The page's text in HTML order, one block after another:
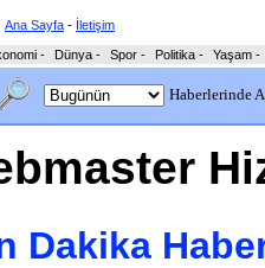
Ana Sayfa - İletişim
- Dünya - Spor - Politika - Yaşam -
Haberlerinde
Dakika